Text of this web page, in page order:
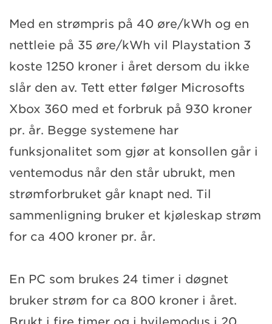
Med en strømpris på 40 øre/kWh og en
nettleie på 35 øre/kWh vil Playstation 3
koste 1250 kroner i året dersom du ikke
slår den av. Tett etter følger Microsofts
Xbox 360 med et forbruk på 930 kroner
pr. år. Begge systemene har
funksjonalitet som gjør at konsollen går i
ventemodus når den står ubrukt, men
strømforbruket går knapt ned. Til
sammenligning bruker et kjøleskap strøm
for ca 400 kroner pr. år.
En PC som brukes 24 timer i døgnet
bruker strøm for ca 800 kroner i året.